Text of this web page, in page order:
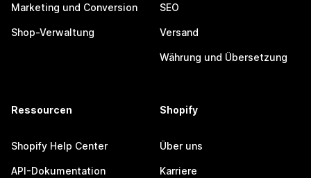
Marketing und Conversion
Shop-Verwaltung
SEO
Versand
Währung und Übersetzung
Ressourcen
Shopify Help Center
API-Dokumentation
Shopify
Über uns
Karriere